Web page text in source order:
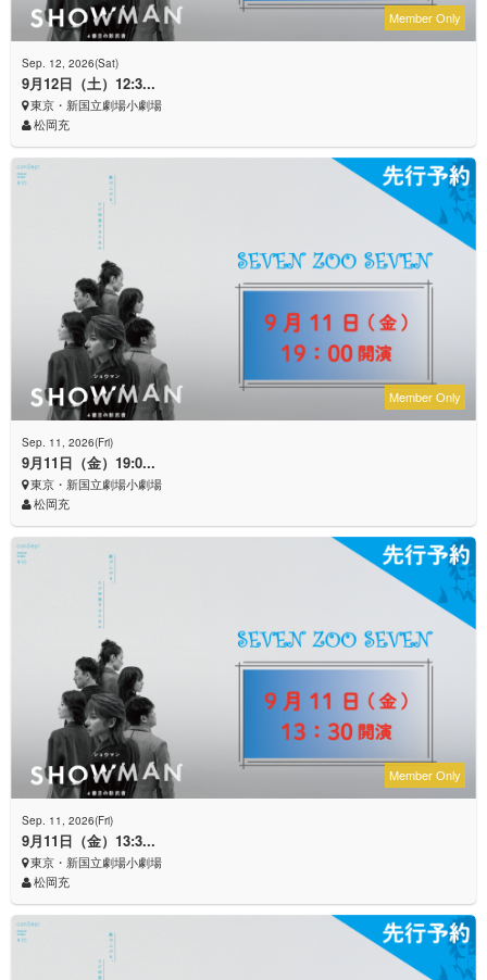
Member Only
Sep. 12, 2026(Sat)
9月12日（土）12:3...
東京・新国立劇場小劇場
松岡充
Member Only
Sep. 11, 2026(Fri)
9月11日（金）19:0...
東京・新国立劇場小劇場
松岡充
Member Only
Sep. 11, 2026(Fri)
9月11日（金）13:3...
東京・新国立劇場小劇場
松岡充